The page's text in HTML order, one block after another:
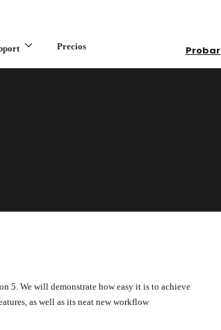
Precios Probar
5. We will demonstrate how easy it is to achieve
as well as its neat new workflow